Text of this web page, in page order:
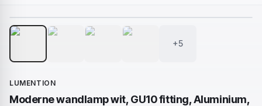
+5
LUMENTION
Moderne wandlamp wit, GU10 fitting, Aluminium,